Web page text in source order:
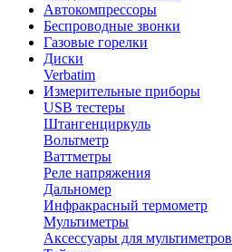
Автокомпрессоры
Беспроводные звонки
Газовые горелки
Диски
Verbatim
Измерительные приборы
USB тестеры
Штангенциркуль
Вольтметр
Ваттметры
Реле напряжения
Дальномер
Инфракрасный термометр
Мультиметры
Аксессуары для мультиметров